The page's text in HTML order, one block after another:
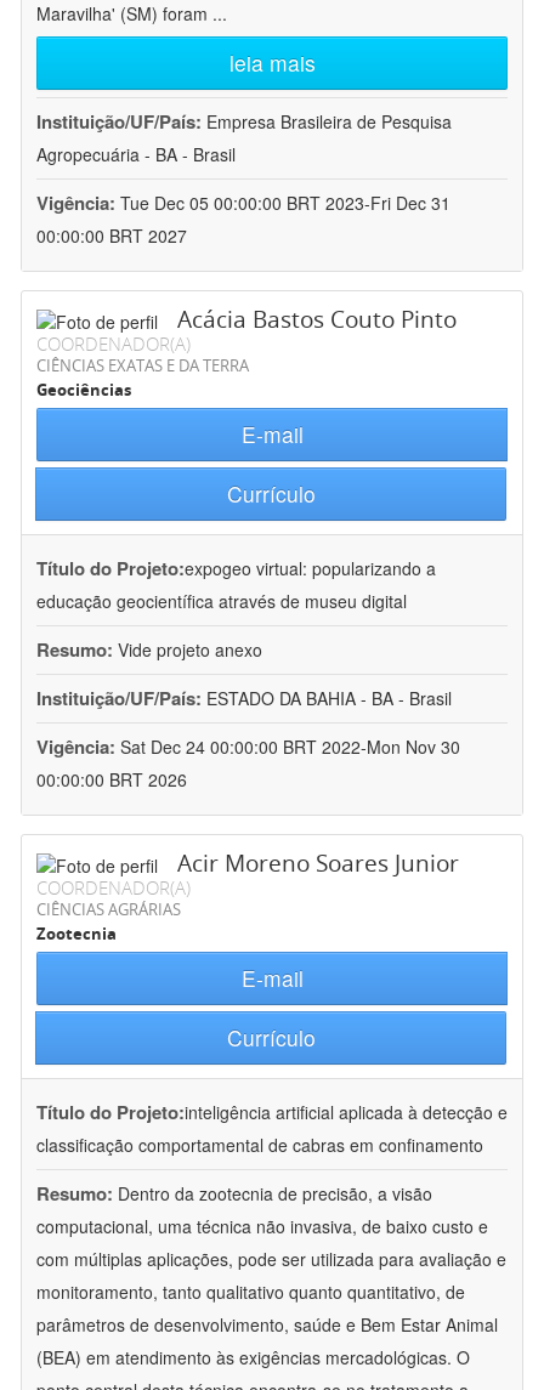
Maravilha' (SM) foram ...
leia mais
Instituição/UF/País: Empresa Brasileira de Pesquisa
Agropecuária - BA - Brasil
Vigência: Tue Dec 05 00:00:00 BRT 2023-Fri Dec 31
00:00:00 BRT 2027
Acácia Bastos Couto Pinto
COORDENADOR(A)
CIÊNCIAS EXATAS E DA TERRA
Geociências
E-mail
Currículo
Título do Projeto:expogeo virtual: popularizando a
educação geocientífica através de museu digital
Resumo: Vide projeto anexo
Instituição/UF/País: ESTADO DA BAHIA - BA - Brasil
Vigência: Sat Dec 24 00:00:00 BRT 2022-Mon Nov 30
00:00:00 BRT 2026
Acir Moreno Soares Junior
COORDENADOR(A)
CIÊNCIAS AGRÁRIAS
Zootecnia
E-mail
Currículo
Título do Projeto:inteligência artificial aplicada à detecção e
classificação comportamental de cabras em confinamento
Resumo: Dentro da zootecnia de precisão, a visão
computacional, uma técnica não invasiva, de baixo custo e
com múltiplas aplicações, pode ser utilizada para avaliação e
monitoramento, tanto qualitativo quanto quantitativo, de
parâmetros de desenvolvimento, saúde e Bem Estar Animal
(BEA) em atendimento às exigências mercadológicas. O